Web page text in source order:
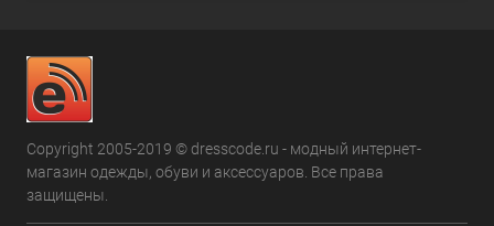
Copyright 2005-2019 © dresscode.ru - модный интернет-
магазин одежды, обуви и аксессуаров. Все права
защищены.